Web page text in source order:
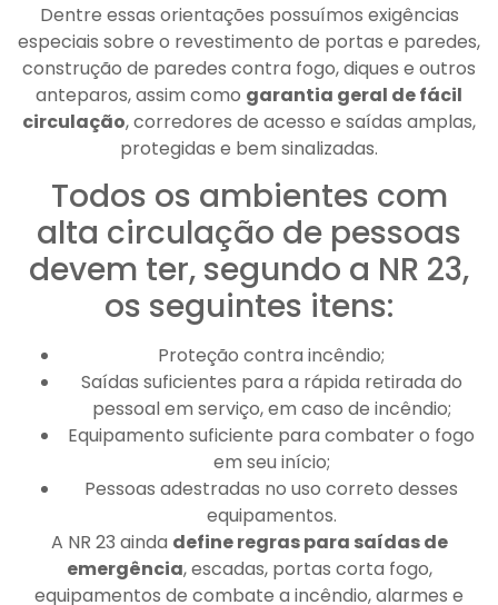
Dentre essas orientações possuímos exigências
especiais sobre o revestimento de portas e paredes,
construção de paredes contra fogo, diques e outros
anteparos, assim como garantia geral de fácil
circulação, corredores de acesso e saídas amplas,
protegidas e bem sinalizadas.
Todos os ambientes com
alta circulação de pessoas
devem ter, segundo a NR 23,
os seguintes itens:
Proteção contra incêndio;
Saídas suficientes para a rápida retirada do
pessoal em serviço, em caso de incêndio;
Equipamento suficiente para combater o fogo
em seu início;
Pessoas adestradas no uso correto desses
equipamentos.
A NR 23 ainda define regras para saídas de
emergência, escadas, portas corta fogo,
equipamentos de combate a incêndio, alarmes e